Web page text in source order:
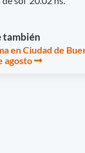
también
en Ciudad de
agosto